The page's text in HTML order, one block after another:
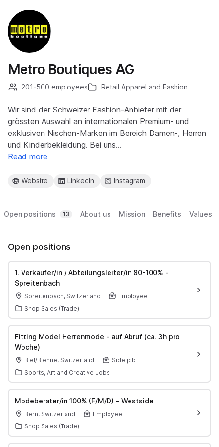
Metro Boutiques AG
201-500 employees Retail Apparel and Fashion
Wir sind der Schweizer Fashion-Anbieter mit der
grössten Auswahl an internationalen Premium- und
exklusiven Nischen-Marken im Bereich Damen-, Herren
und Kinderbekleidung. Bei uns…
Read more
Website LinkedIn Instagram
Open positions 13 About us Mission Benefits Values
Open positions
1. Verkäufer/in / Abteilungsleiter/in 80-100% -
Spreitenbach
Spreitenbach, Switzerland
Employee
Shop Sales (Trade)
Fitting Model Herrenmode - auf Abruf (ca. 3h pro
Woche)
Biel/Bienne, Switzerland
Side job
Sports, Art and Creative Jobs
Modeberater/in 100% (F/M/D) - Westside
Bern, Switzerland
Employee
Shop Sales (Trade)